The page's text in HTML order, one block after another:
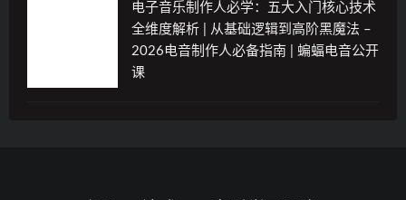
电子音乐制作人必学：五大入门核心技术
全维度解析 | 从基础逻辑到高阶黑魔法 –
2026电音制作人必备指南 | 蝙蝠电音公开
课